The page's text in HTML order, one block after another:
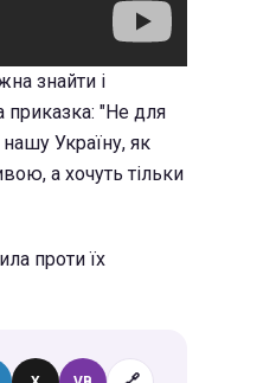
знайти і
приказка: "Не для
Україну, як
а хочуть тільки
проти їх